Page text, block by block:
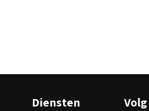
Diensten